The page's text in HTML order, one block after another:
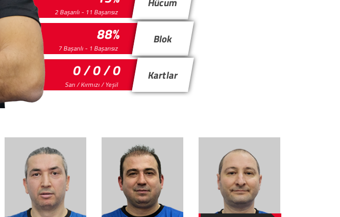
2 Başarılı - 11 Başarısız
88%
7 Başarılı - 1 Başarısız
Blok
0 / 0 / 0
Sarı / Kırmızı / Yeşil
Kartlar